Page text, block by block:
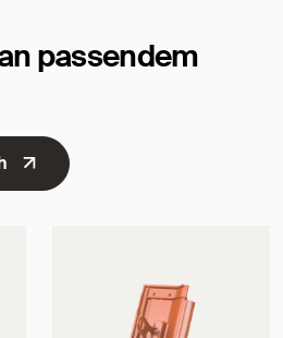
passendem